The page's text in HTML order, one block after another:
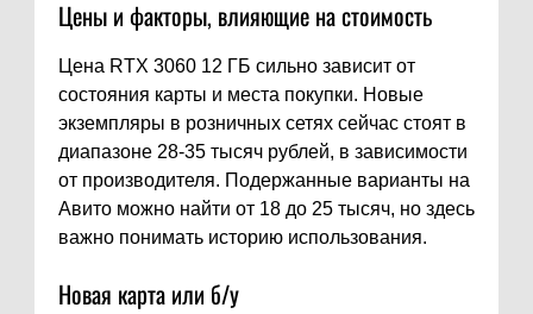
Цены и факторы, влияющие на стоимость
Цена RTX 3060 12 ГБ сильно зависит от
состояния карты и места покупки. Новые
экземпляры в розничных сетях сейчас стоят в
диапазоне 28-35 тысяч рублей, в зависимости
от производителя. Подержанные варианты на
Авито можно найти от 18 до 25 тысяч, но здесь
важно понимать историю использования.
Новая карта или б/у